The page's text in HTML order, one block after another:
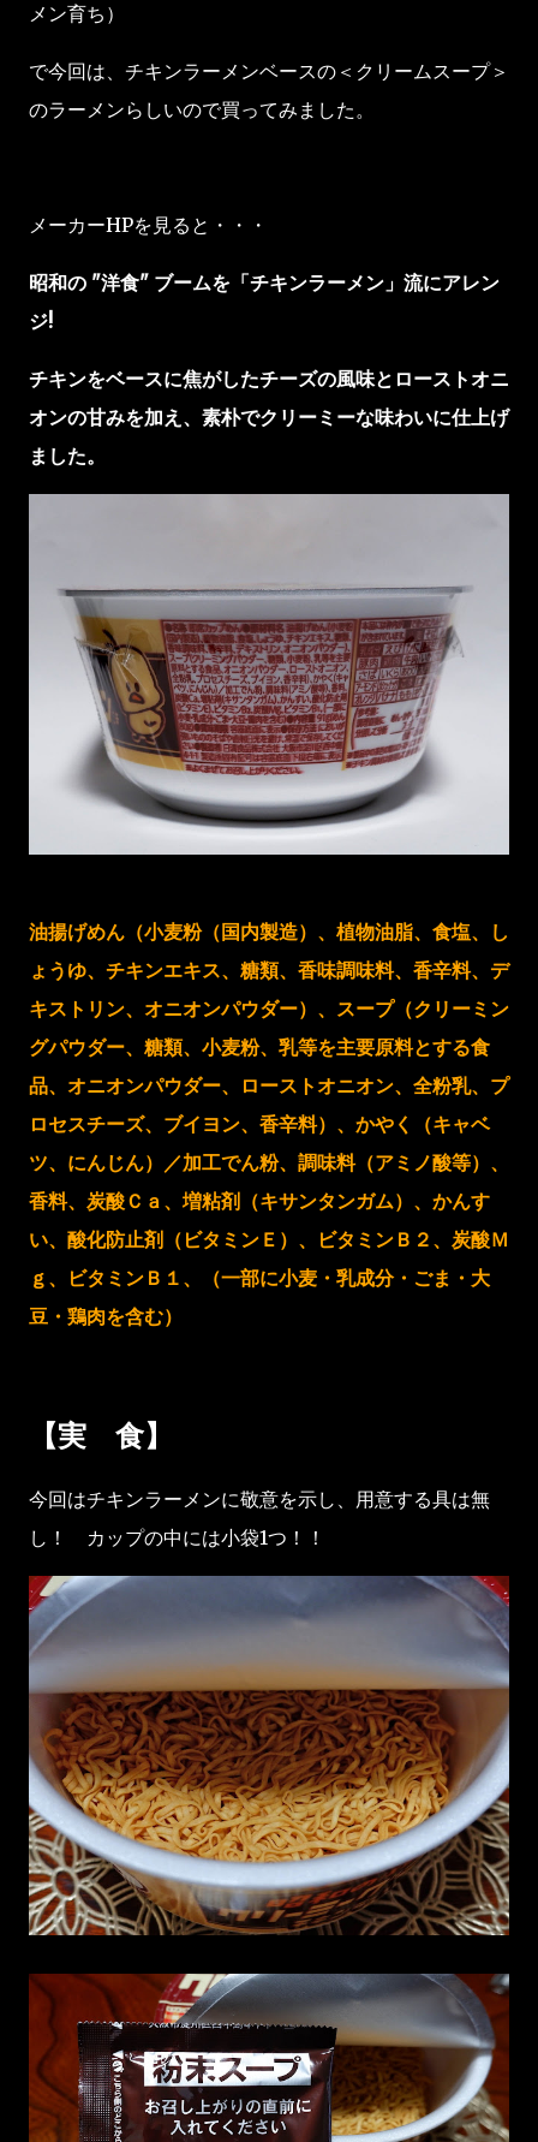
メン育ち）
で今回は、チキンラーメンベースの＜クリームスープ＞
のラーメンらしいので買ってみました。
メーカーHPを見ると・・・
昭和の "洋食" ブームを「チキンラーメン」流にアレン
ジ!
チキンをベースに焦がしたチーズの風味とローストオニ
オンの甘みを加え、素朴でクリーミーな味わいに仕上げ
ました。
油揚げめん（小麦粉（国内製造）、植物油脂、食塩、し
ょうゆ、チキンエキス、糖類、香味調味料、香辛料、デ
キストリン、オニオンパウダー）、スープ（クリーミン
グパウダー、糖類、小麦粉、乳等を主要原料とする食
品、オニオンパウダー、ローストオニオン、全粉乳、プ
ロセスチーズ、ブイヨン、香辛料）、かやく（キャベ
ツ、にんじん）／加工でん粉、調味料（アミノ酸等）、
香料、炭酸Ｃａ、増粘剤（キサンタンガム）、かんす
い、酸化防止剤（ビタミンＥ）、ビタミンＢ２、炭酸Ｍ
ｇ、ビタミンＢ１、（一部に小麦・乳成分・ごま・大
豆・鶏肉を含む）
【実 食】
今回はチキンラーメンに敬意を示し、用意する具は無
し！ カップの中には小袋1つ！！